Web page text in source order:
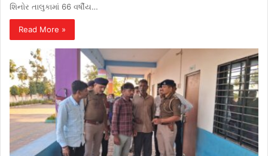
શિનોર તાલુકામાં 66 વર્ષીય…
Read More »